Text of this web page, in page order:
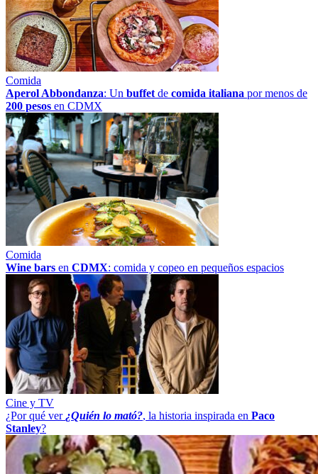
Comida
Aperol Abbondanza: Un buffet de comida italiana por menos de
200 pesos en CDMX
Comida
Wine bars en CDMX: comida y copeo en pequeños espacios
Cine y TV
¿Por qué ver ¿Quién lo mató?, la historia inspirada en Paco
Stanley?